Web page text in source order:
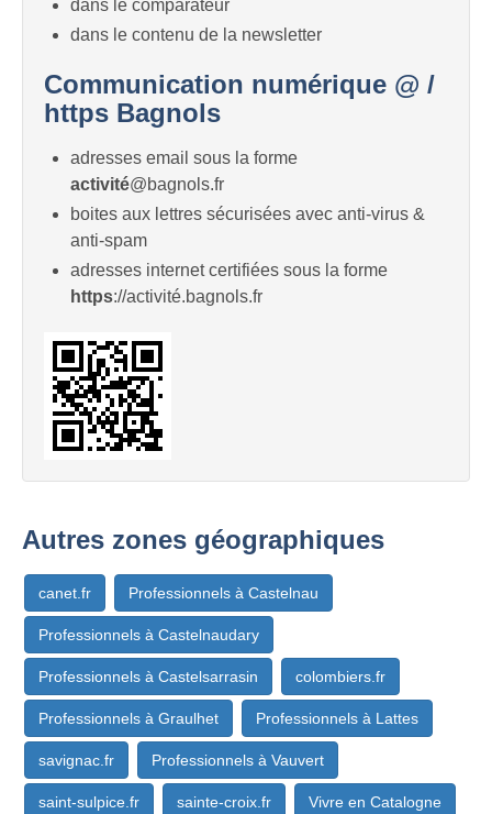
dans le comparateur
dans le contenu de la newsletter
Communication numérique @ /
https Bagnols
adresses email sous la forme
activité@bagnols.fr
boites aux lettres sécurisées avec anti-virus &
anti-spam
adresses internet certifiées sous la forme
https://activité.bagnols.fr
Autres zones géographiques
canet.fr Professionnels à Castelnau
Professionnels à Castelnaudary
Professionnels à Castelsarrasin colombiers.fr
Professionnels à Graulhet Professionnels à Lattes
savignac.fr Professionnels à Vauvert
saint-sulpice.fr sainte-croix.fr Vivre en Catalogne